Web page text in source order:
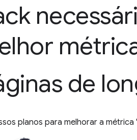
de
planos para melhorar a